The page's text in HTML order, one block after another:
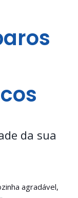
da sua
agradável,